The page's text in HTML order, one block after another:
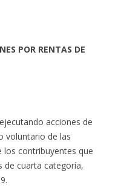
POR RENTAS DE
acciones de
voluntario de las
los contribuyentes que
de cuarta categoría,